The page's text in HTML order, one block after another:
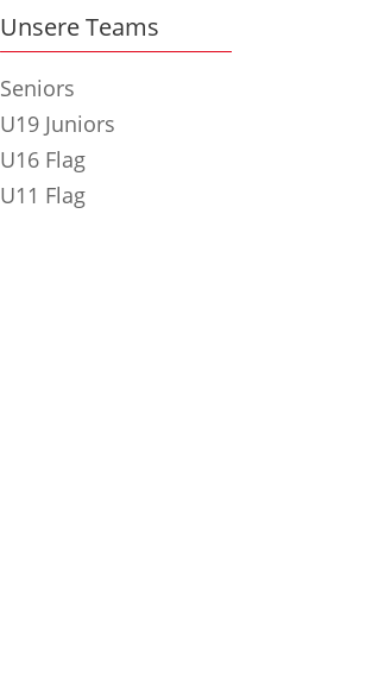
Unsere Teams
Seniors
U19 Juniors
U16 Flag
U11 Flag